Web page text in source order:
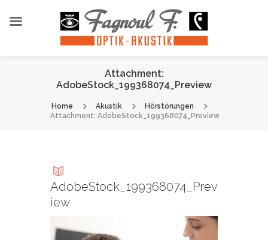
Attachment:
AdobeStock_199368074_Preview
Home Akustik
Hörstörungen
Attachment: AdobeStock_199368074_Preview
AdobeStock_199368074_Prev
iew